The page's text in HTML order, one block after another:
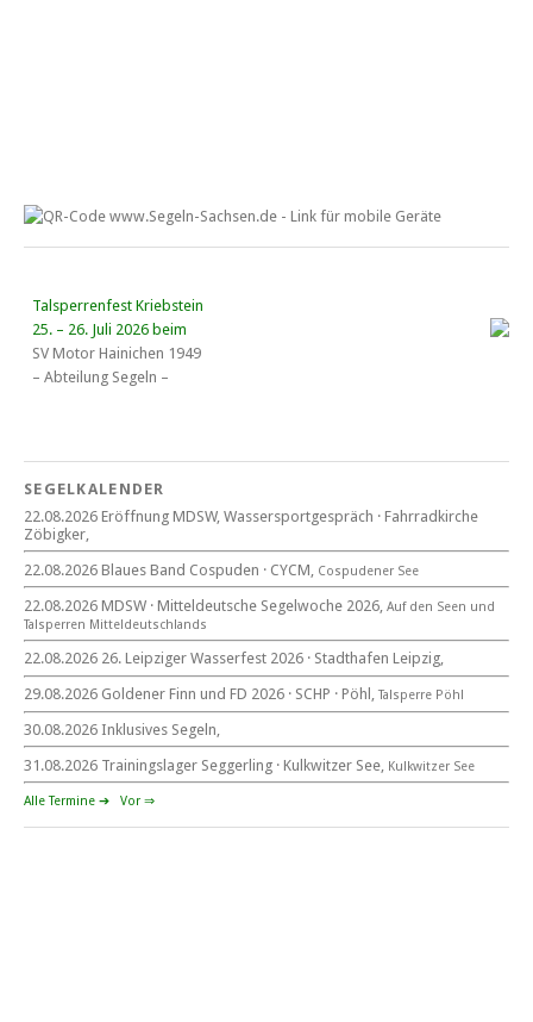
Talsperrenfest Kriebstein
25. – 26. Juli 2026 beim
SV Motor Hainichen 1949
– Abteilung Segeln –
Eröffnung MDSW
11°° Uhr Fahrrad­kirche Markkleeberg
Blaues Band Cospudener See
22. August 2026
beim CYCM
für alle Segler am See
Mitteldeutsche Segelwoche
22. – 30. August 2026 in Sachsen · Thüringen · Sachsen Anhalt
SEGELKALENDER
22.08.2026 Eröffnung MDSW, Wassersportgespräch · Fahrradkirche
Zöbigker,
22.08.2026 Blaues Band Cospuden · CYCM,
Cospudener See
22.08.2026 MDSW · Mitteldeutsche Segelwoche 2026, Auf den Seen und
Tal­sperren Mittel­deut­sch­lands
22.08.2026 26. Leipziger Wasserfest 2026 · Stadthafen Leipzig,
29.08.2026 Goldener Finn und FD 2026 · SCHP · Pöhl, Talsperre Pöhl
30.08.2026 Inklusives Segeln,
31.08.2026 Trainingslager Seggerling · Kulkwitzer See, Kulkwitzer See
Alle Termine ➔ Vor ⇒